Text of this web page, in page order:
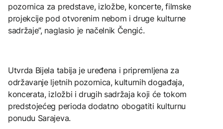
pozornica za predstave, izložbe, koncerte, filmske
projekcije pod otvorenim nebom i druge kulturne
sadržaje”, naglasio je načelnik Čengić.
Utvrda Bijela tabija je uređena i pripremljena za
održavanje ljetnih pozornica, kulturnih događaja,
koncerata, izložbi i drugih sadržaja koji će tokom
predstojećeg perioda dodatno obogatiti kulturnu
ponudu Sarajeva.